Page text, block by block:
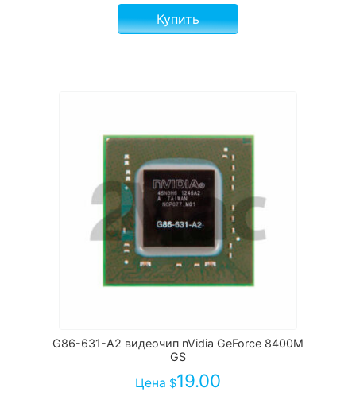
Купить
G86-631-A2 видеочип nVidia GeForce 8400M
GS
Цена $19.00